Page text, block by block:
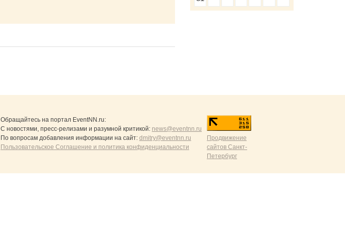
Обращайтесь на портал EventNN.ru:
С новостями, пресс-релизами и разумной критикой: news@eventnn.ru
По вопросам добавления информации на сайт: dmitry@eventnn.ru
Пользовательское Соглашение и политика конфиденциальности
Продвижение
сайтов Санкт-
Петербург